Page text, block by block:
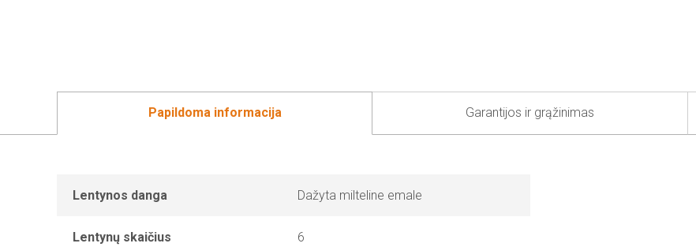
Papildoma informacija Garantijos ir grąžinimas
Lentynos danga Dažyta milteline emale
Lentynų skaičius 6